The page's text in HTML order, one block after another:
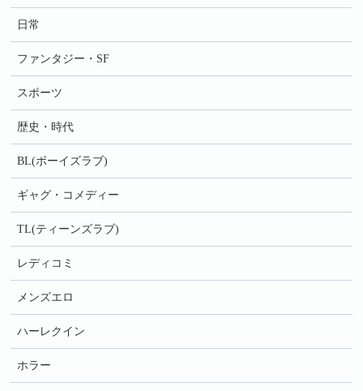
日常
ファンタジー・SF
スポーツ
歴史・時代
BL(ボーイズラブ)
ギャグ・コメディー
TL(ティーンズラブ)
レディコミ
メンズエロ
ハーレクイン
ホラー